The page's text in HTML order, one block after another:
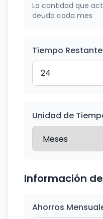
La cantidad que
deuda cada mes
Tiempo
Unidad de
Información
Ahorros